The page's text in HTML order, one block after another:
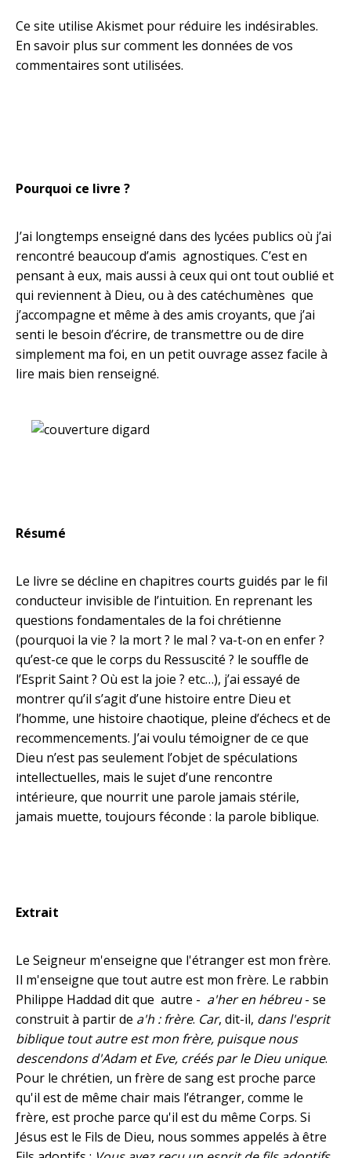
Ce site utilise Akismet pour réduire les indésirables.
En savoir plus sur comment les données de vos
commentaires sont utilisées.
Pourquoi ce livre ?
J’ai longtemps enseigné dans des lycées publics où j’ai
rencontré beaucoup d’amis agnostiques. C’est en
pensant à eux, mais aussi à ceux qui ont tout oublié et
qui reviennent à Dieu, ou à des catéchumènes que
j’accompagne et même à des amis croyants, que j’ai
senti le besoin d’écrire, de transmettre ou de dire
simplement ma foi, en un petit ouvrage assez facile à
lire mais bien renseigné.
Résumé
Le livre se décline en chapitres courts guidés par le fil
conducteur invisible de l’intuition. En reprenant les
questions fondamentales de la foi chrétienne
(pourquoi la vie ? la mort ? le mal ? va-t-on en enfer ?
qu’est-ce que le corps du Ressuscité ? le souffle de
l’Esprit Saint ? Où est la joie ? etc…), j’ai essayé de
montrer qu’il s’agit d’une histoire entre Dieu et
l’homme, une histoire chaotique, pleine d’échecs et de
recommencements. J’ai voulu témoigner de ce que
Dieu n’est pas seulement l’objet de spéculations
intellectuelles, mais le sujet d’une rencontre
intérieure, que nourrit une parole jamais stérile,
jamais muette, toujours féconde : la parole biblique.
Extrait
Le Seigneur m'enseigne que l'étranger est mon frère.
Il m'enseigne que tout autre est mon frère. Le rabbin
Philippe Haddad dit que autre - a'heren hébreu- se
construit à partir de a'h :frère. Car, dit-il, dans l'esprit
biblique tout autre est mon frère, puisque nous
descendons d'Adam et Eve, créés par le Dieu unique.
Pour le chrétien, un frère de sang est proche parce
qu'il est de même chair mais l’étranger, comme le
frère, est proche parce qu'il est du même Corps. Si
Jésus est le Fils de Dieu, nous sommes appelés à être